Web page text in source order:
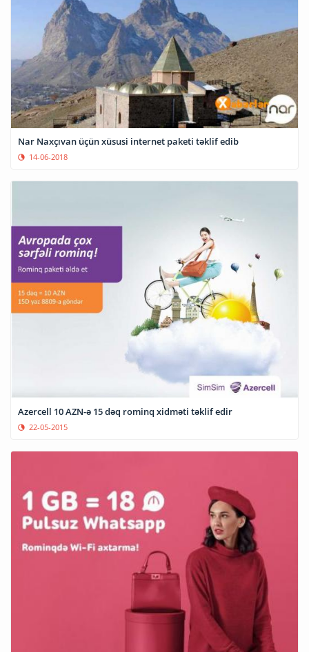
Nar Naxçıvan üçün xüsusi internet paketi təklif edib
14-06-2018
Azercell 10 AZN-ə 15 dəq rominq xidməti təklif edir
22-05-2015